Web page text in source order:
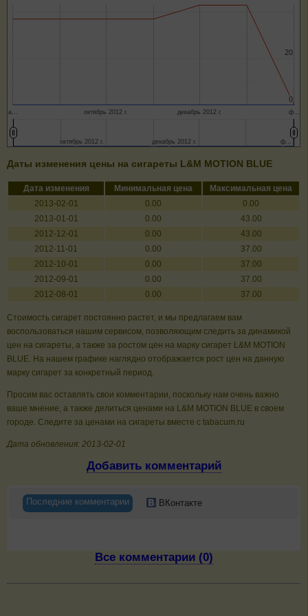
а… октябрь 2012 г. декабрь 2012 г. ф…
0
0
20
20
октябрь 2012 г.
октябрь 2012 г. декабрь 2012 г.
декабрь 2012 г. ф…
ф…
Даты изменения цены на сигареты L&M MOTION BLUE
Дата изменения Минимальная цена
Максимальная цена
2013-02-01
0.00
0.00
2013-01-01
0.00
43.00
2012-12-01
0.00
43.00
2012-11-01
0.00
37.00
2012-10-01
0.00
37.00
2012-09-01
0.00
37.00
2012-08-01
0.00 37.00
Стоимость сигарет постоянно растет, и мы предлагаем вам
воспользоваться нашим сервисом, позволяющим следить за динамикой
цен на сигареты, а также за ростом цен на марку сигарет L&M MOTION
BLUE. На нашем графике наглядно отображается рост цен на данную
марку сигарет за конкретный период.
Просим вас оставлять свои комментарии, поскольку нам очень важно
ваше мнение, а также делиться ценами на L&M MOTION BLUE в своем
городе. Следите за ценами на сигареты вместе с tabacum.ru
Дата обновления: 2013-02-01
Добавить комментарий
Последние комментарии ВКонтакте
Все комментарии (0)